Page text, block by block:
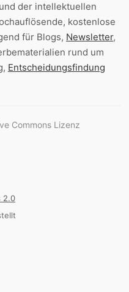
der intellektuellen
kostenlose
für Blogs, Newsletter,
rund um
Entscheidungsfindung
Commons Lizenz
2.0